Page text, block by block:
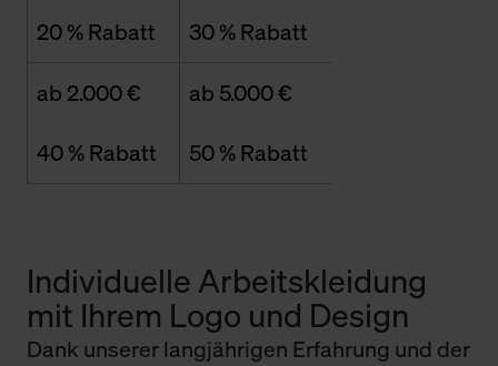
20 % Rabatt
30 % Rabatt
ab 2.000 €
40 % Rabatt
ab 5.000 €
50 % Rabatt
Individuelle Arbeitskleidung
mit Ihrem Logo und Design
Dank unserer langjährigen Erfahrung und der